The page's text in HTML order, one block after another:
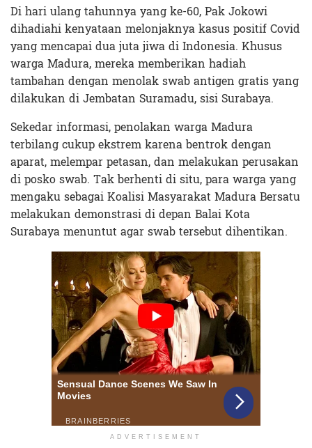
Di hari ulang tahunnya yang ke-60, Pak Jokowi
dihadiahi kenyataan melonjaknya kasus positif Covid
yang mencapai dua juta jiwa di Indonesia. Khusus
warga Madura, mereka memberikan hadiah
tambahan dengan menolak swab antigen gratis yang
dilakukan di Jembatan Suramadu, sisi Surabaya.
Sekedar informasi, penolakan warga Madura
terbilang cukup ekstrem karena bentrok dengan
aparat, melempar petasan, dan melakukan perusakan
di posko swab. Tak berhenti di situ, para warga yang
mengaku sebagai Koalisi Masyarakat Madura Bersatu
melakukan demonstrasi di depan Balai Kota
Surabaya menuntut agar swab tersebut dihentikan.
ADVERTISEMENT